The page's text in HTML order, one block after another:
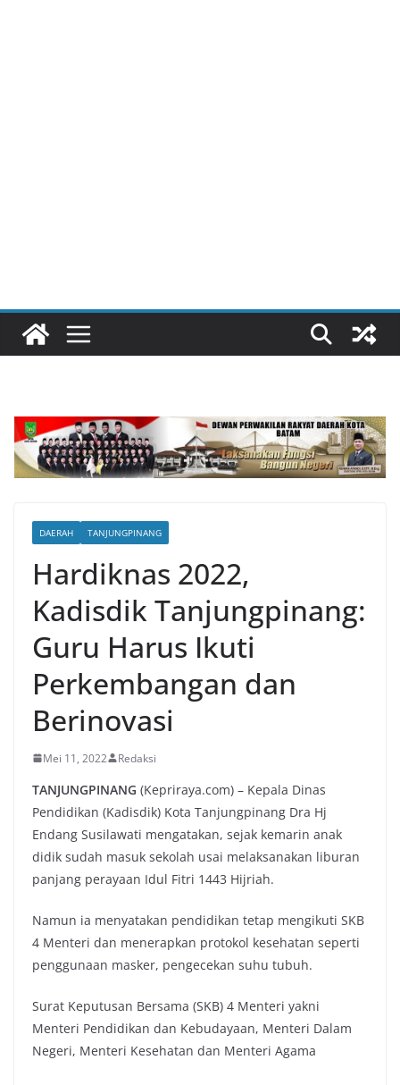
DAERAH TANJUNGPINANG
Hardiknas 2022,
Kadisdik Tanjungpinang:
Guru Harus Ikuti
Perkembangan dan
Berinovasi
Mei 11, 2022 Redaksi
TANJUNGPINANG (Kepriraya.com) – Kepala Dinas
Pendidikan (Kadisdik) Kota Tanjungpinang Dra Hj
Endang Susilawati mengatakan, sejak kemarin anak
didik sudah masuk sekolah usai melaksanakan liburan
panjang perayaan Idul Fitri 1443 Hijriah.
Namun ia menyatakan pendidikan tetap mengikuti SKB
4 Menteri dan menerapkan protokol kesehatan seperti
penggunaan masker, pengecekan suhu tubuh.
Surat Keputusan Bersama (SKB) 4 Menteri yakni
Menteri Pendidikan dan Kebudayaan, Menteri Dalam
Negeri, Menteri Kesehatan dan Menteri Agama